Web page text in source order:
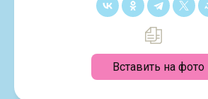
Вставить на фото